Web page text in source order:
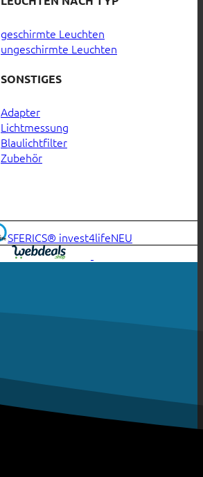
geschirmte Leuchten
ungeschirmte Leuchten
SONSTIGES
Adapter
Lichtmessung
Blaulichtfilter
Zubehör
SFERICS® invest4life